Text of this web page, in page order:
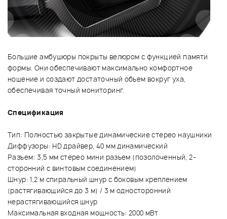
Большие амбушюры покрыты велюром с функцией памяти
формы. Они обеспечивают максимально комфортное
ношение и создают достаточный объем вокруг уха,
обеспечивая точный мониторинг.
Спецификация
Тип: Полностью закрытые динамические стерео наушники
Диффузоры: HD драйвер, 40 мм динамический
Разъем: 3,5 мм стерео мини разъем (позолоченный, 2-
сторонний с винтовым соединением)
Шнур: 1,2 м спиральный шнур с боковым креплением
(растягивающийся до 3 м) / 3 м односторонний
нерастягивающийся шнур
Максимальная входная мощность: 2000 мВт